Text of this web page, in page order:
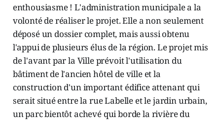
enthousiasme ! L'administration municipale a la
volonté de réaliser le projet. Elle a non seulement
déposé un dossier complet, mais aussi obtenu
l'appui de plusieurs élus de la région. Le projet mis
de l'avant par la Ville prévoit l'utilisation du
bâtiment de l'ancien hôtel de ville et la
construction d'un important édifice attenant qui
serait situé entre la rue Labelle et le jardin urbain,
un parc bientôt achevé qui borde la rivière du